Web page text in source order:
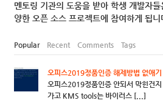
멘토링 기관의 도움을 받아 학생 개발자
양한 오픈 소스 프로젝트에 참여하게 됩
Popular Recent Comments Tags
오피스2019정품인증 해제방법 없애
오피스2019정품인증 안되서 막힌건
가고 KMS tools는 바이러스 [...]